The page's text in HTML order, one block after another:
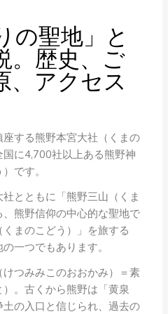
の聖地」と
。歴史、ご
、アクセス
する熊野本宮大社（くまの
に4,700社以上ある熊野神
です。
とともに「熊野三山（くま
熊野信仰の中心的な聖地で
まのこどう）」を旅する
一つでもあります。
つみみこのおおかみ）＝素
。古くから熊野は「黄泉
土の入口と信じられ、過去の